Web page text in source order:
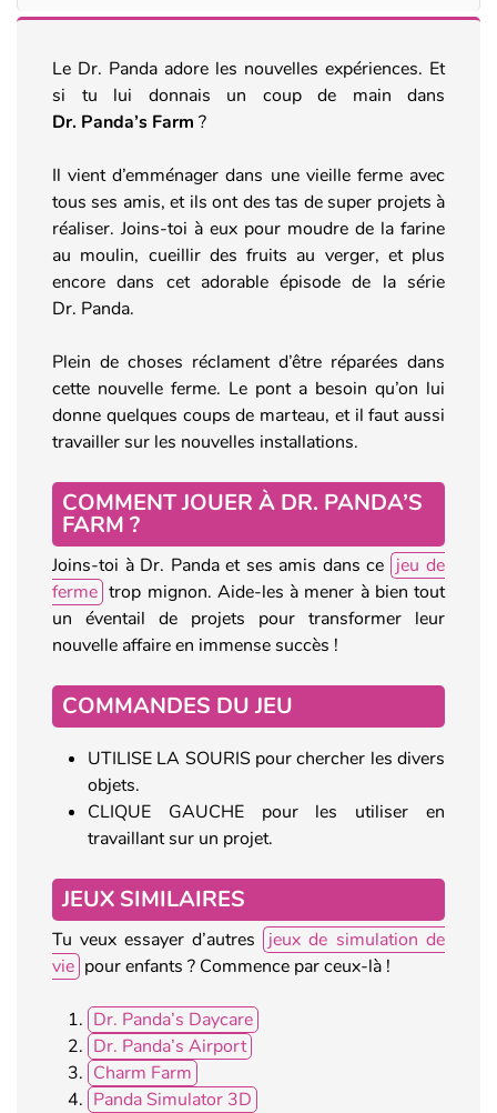
Le Dr. Panda adore les nouvelles expériences. Et
si tu lui donnais un coup de main dans
Dr. Panda’s Farm ?
Il vient d’emménager dans une vieille ferme avec
tous ses amis, et ils ont des tas de super projets à
réaliser. Joins-toi à eux pour moudre de la farine
au moulin, cueillir des fruits au verger, et plus
encore dans cet adorable épisode de la série
Dr. Panda.
Plein de choses réclament d’être réparées dans
cette nouvelle ferme. Le pont a besoin qu’on lui
donne quelques coups de marteau, et il faut aussi
travailler sur les nouvelles installations.
COMMENT JOUER À DR. PANDA’S
FARM ?
Joins-toi à Dr. Panda et ses amis dans ce jeu de
ferme trop mignon. Aide-les à mener à bien tout
un éventail de projets pour transformer leur
nouvelle affaire en immense succès !
COMMANDES DU JEU
UTILISE LA SOURIS pour chercher les divers
objets.
CLIQUE GAUCHE pour les utiliser en
travaillant sur un projet.
JEUX SIMILAIRES
Tu veux essayer d’autres
jeux de simulation de
vie pour enfants ? Commence par ceux-là !
Dr. Panda’s Daycare
Dr. Panda’s Airport
Charm Farm
Panda Simulator 3D